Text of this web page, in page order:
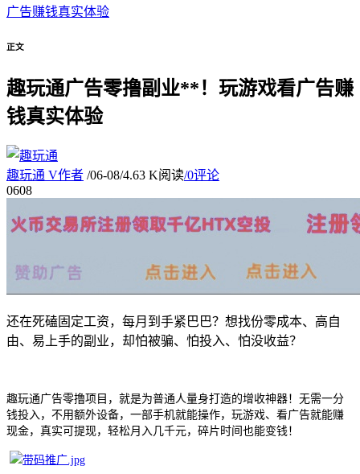
广告赚钱真实体验
正文
趣玩通广告零撸副业**！玩游戏看广告赚
钱真实体验
趣玩通 V作者 /06-08/4.63 K阅读/0评论
0608
还在死磕固定工资，每月到手紧巴巴？想找份零成本、高自
由、易上手的副业，却怕被骗、怕投入、怕没收益？
趣玩通广告零撸项目，就是为普通人量身打造的增收神器！无需一分
钱投入，不用额外设备，一部手机就能操作，玩游戏、看广告就能赚
现金，真实可提现，轻松月入几千元，碎片时间也能变钱！